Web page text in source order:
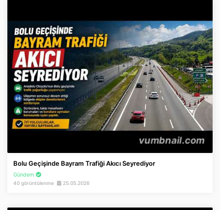
Bolu Geçişinde Bayram Trafiği Akıcı Seyrediyor
Gündem
40 görüntülenme 25.05.2026